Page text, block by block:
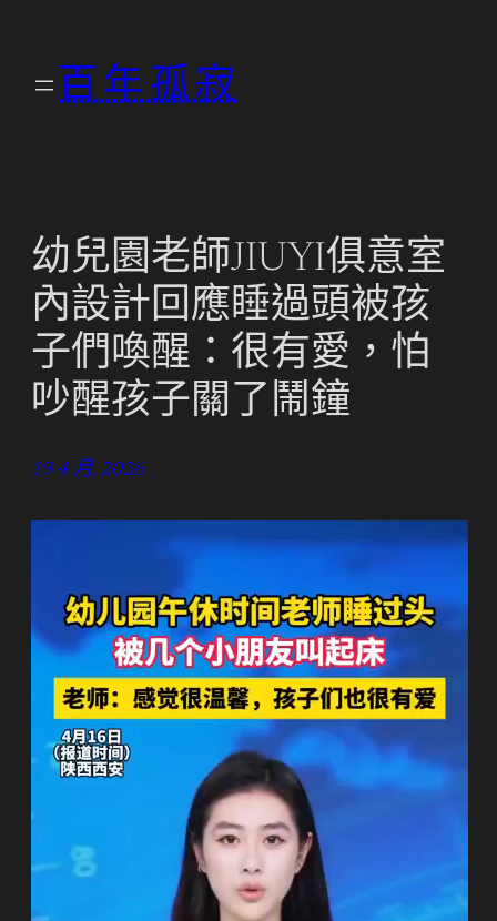
百年孤寂
幼兒園老師JIUYI俱意室
內設計回應睡過頭被孩
子們喚醒：很有愛，怕
吵醒孩子關了鬧鐘
19 4 月, 2026